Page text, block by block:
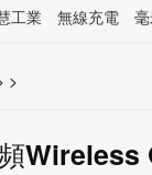
工業 無線充電
>
Wireless